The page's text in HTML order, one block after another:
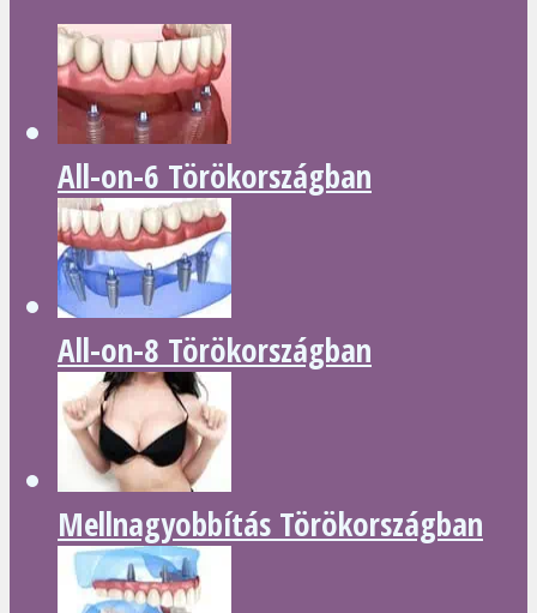
All-on-6 Törökországban
All-on-8 Törökországban
Mellnagyobbítás Törökországban